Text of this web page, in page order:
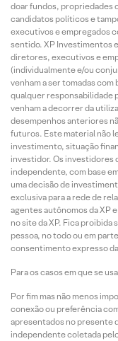
doar fundos, propriedades
candidatos políticos e
executivos e empregados
sentido. XP Investimentos
diretores, executivos e
(individualmente e/ou
venham a ser tomadas com
qualquer responsabilidade
venham a decorrer da
desempenhos anteriores
futuros. Este material não
investimento, situação
investidor. Os investidores
independente, com base
uma decisão de
exclusiva para a rede de
agentes autônomos da XP
no site da XP. Fica
pessoa, no todo ou em
consentimento expresso
Para os casos em que se
Por fim mas não menos
conexão ou preferência
apresentados no presente
independente coletada